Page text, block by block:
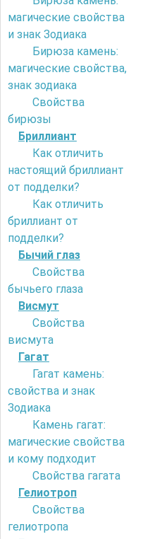
магические свойства
и знак Зодиака
Бирюза камень:
магические свойства,
знак зодиака
Свойства
бирюзы
Бриллиант
Как отличить
настоящий бриллиант
от подделки?
Как отличить
бриллиант от
подделки?
Бычий глаз
Свойства
бычьего глаза
Висмут
Свойства
висмута
Гагат
Гагат камень:
свойства и знак
Зодиака
Камень гагат:
магические свойства
и кому подходит
Свойства гагата
Гелиотроп
Свойства
гелиотропа